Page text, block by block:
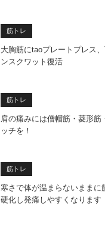
筋トレ
大胸筋にtaoプレートプレス
ンスクワット復活
筋トレ
肩の痛みには僧帽筋・菱形筋
ッチを！
筋トレ
寒さで体が温まらないままに
硬化し発痛しやすくなります